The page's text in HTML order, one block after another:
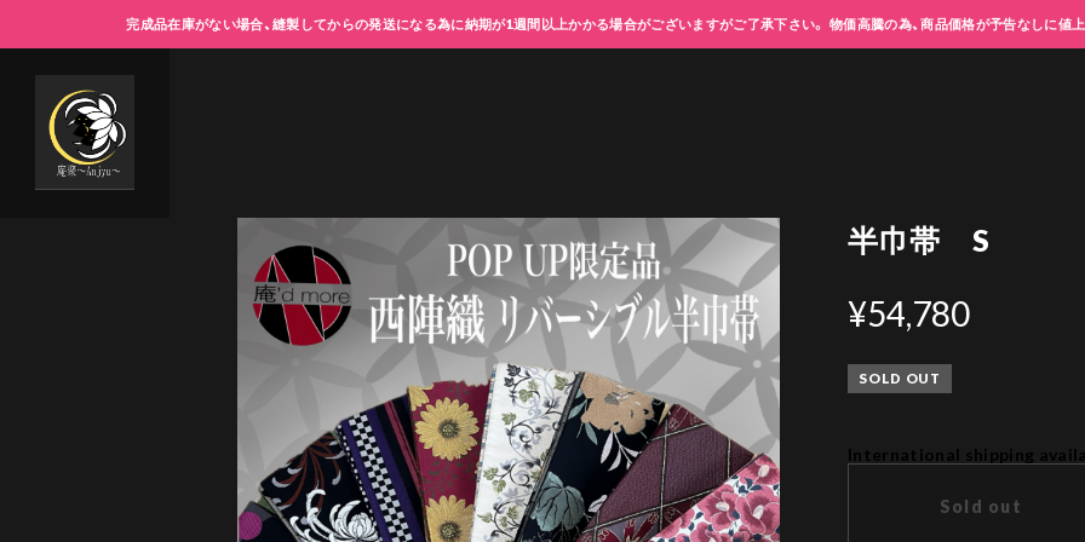
完成品在庫がない場合、縫製してからの発送になる為に納期が1週間以上かかる場合がございますがご了承下さい。 物価高騰の為、商品価格が予告なしに値
半巾帯 S
¥54,780
SOLD OUT
International shipping
Sold out